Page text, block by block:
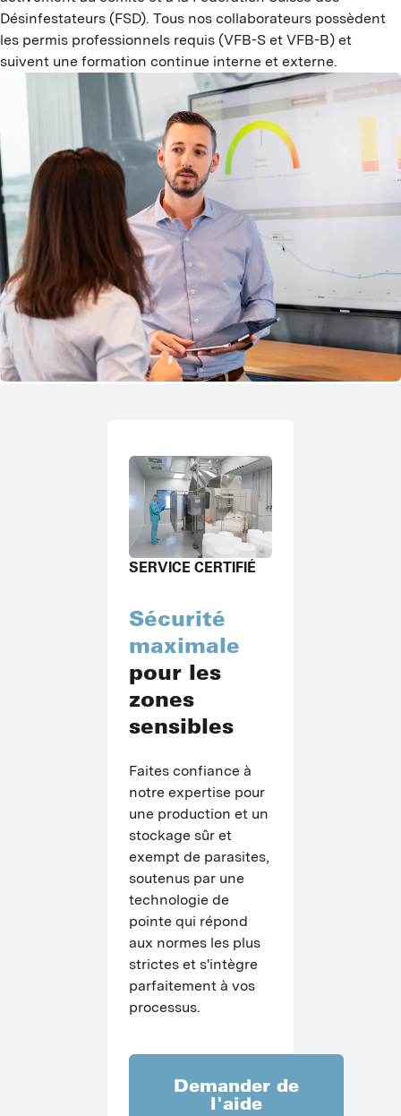
Désinfestateurs (FSD). Tous nos collaborateurs possèdent
les permis professionnels requis (VFB-S et VFB-B) et
suivent une formation continue interne et externe.
SERVICE CERTIFIÉ
Sécurité
maximale
pour les
zones
sensibles
Faites confiance à
notre expertise pour
une production et un
stockage sûr et
exempt de parasites,
soutenus par une
technologie de
pointe qui répond
aux normes les plus
strictes et s'intègre
parfaitement à vos
processus.
Demander de
l'aide